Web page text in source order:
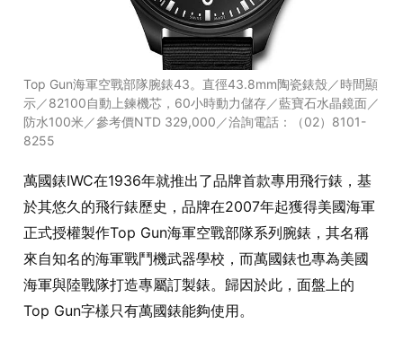
Top Gun海軍空戰部隊腕錶43。直徑43.8mm陶瓷錶殼／時間顯
示／82100自動上鍊機芯，60小時動力儲存／藍寶石水晶鏡面／
防水100米／參考價NTD 329,000／洽詢電話：（02）8101-
8255
萬國錶IWC在1936年就推出了品牌首款專用飛行錶，基
於其悠久的飛行錶歷史，品牌在2007年起獲得美國海軍
正式授權製作Top Gun海軍空戰部隊系列腕錶，其名稱
來自知名的海軍戰鬥機武器學校，而萬國錶也專為美國
海軍與陸戰隊打造專屬訂製錶。歸因於此，面盤上的
Top Gun字樣只有萬國錶能夠使用。